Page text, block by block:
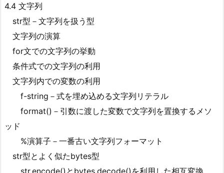
4.4 文字列
str型－文字列を扱う型
文字列の演算
for文での文字列の挙動
条件式での文字列の利用
文字列内での変数の利用
f-string－式を埋め込める文字列リテラル
format()－引数に渡した変数で文字列を置換するメソ
ッド
%演算子－一番古い文字列フォーマット
str型とよく似たbytes型
str.encode()とbytes.decode()を利用した相互変換